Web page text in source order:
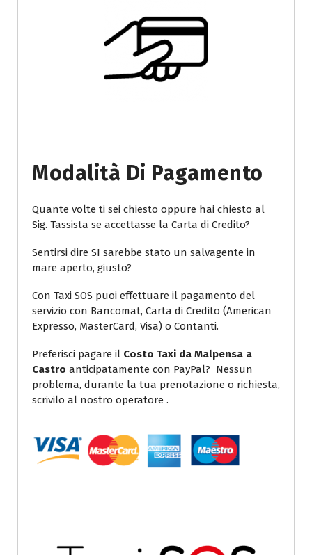
Modalità Di Pagamento
Quante volte ti sei chiesto oppure hai chiesto al
Sig. Tassista se accettasse la Carta di Credito?
Sentirsi dire SI sarebbe stato un salvagente in
mare aperto, giusto?
Con Taxi SOS puoi effettuare il pagamento del
servizio con Bancomat, Carta di Credito (American
Expresso, MasterCard, Visa) o Contanti.
Preferisci pagare il Costo Taxi da Malpensa a
Castro anticipatamente con PayPal? Nessun
problema, durante la tua prenotazione o richiesta,
scrivilo al nostro operatore .